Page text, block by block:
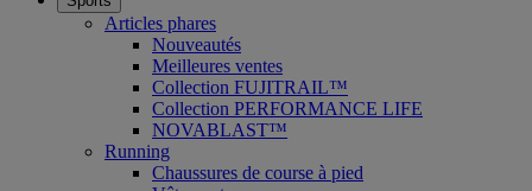
Articles phares
Nouveautés
Meilleures ventes
Collection FUJITRAIL™
Collection PERFORMANCE LIFE
NOVABLAST™
Running
Chaussures de course à pied